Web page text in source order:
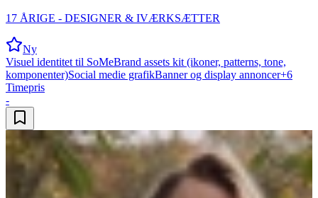
17 ÅRIGE - DESIGNER & IVÆRKSÆTTER
Ny
Visuel identitet til SoMeBrand assets kit (ikoner, patterns, tone,
komponenter)Social medie grafikBanner og display annoncer+6
Timepris
-